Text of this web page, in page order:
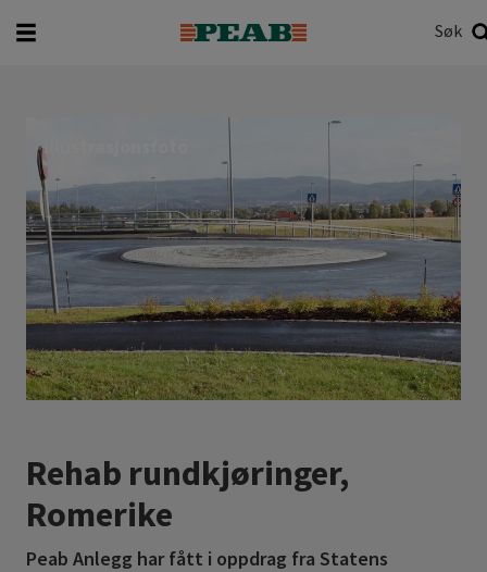
Søk
Illustrasjonsfoto
Rehab rundkjøringer,
Romerike
Peab Anlegg har fått i oppdrag fra Statens